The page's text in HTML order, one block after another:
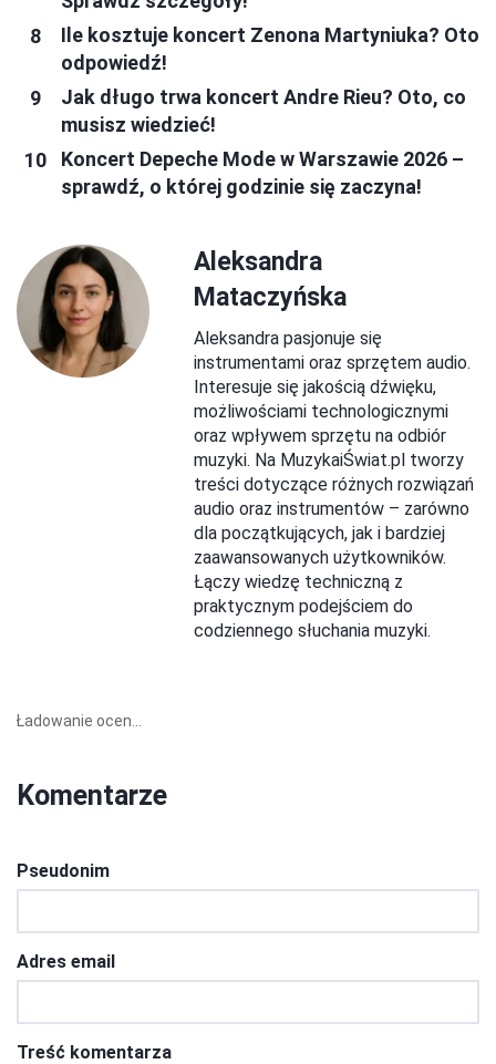
Ile kosztuje koncert Zenona Martyniuka? Oto
odpowiedź!
Jak długo trwa koncert Andre Rieu? Oto, co
musisz wiedzieć!
Koncert Depeche Mode w Warszawie 2026 –
sprawdź, o której godzinie się zaczyna!
Aleksandra
Mataczyńska
Aleksandra pasjonuje się
instrumentami oraz sprzętem audio.
Interesuje się jakością dźwięku,
możliwościami technologicznymi
oraz wpływem sprzętu na odbiór
muzyki. Na MuzykaiŚwiat.pl tworzy
treści dotyczące różnych rozwiązań
audio oraz instrumentów – zarówno
dla początkujących, jak i bardziej
zaawansowanych użytkowników.
Łączy wiedzę techniczną z
praktycznym podejściem do
codziennego słuchania muzyki.
Ładowanie ocen...
Komentarze
Pseudonim
Adres email
Treść komentarza